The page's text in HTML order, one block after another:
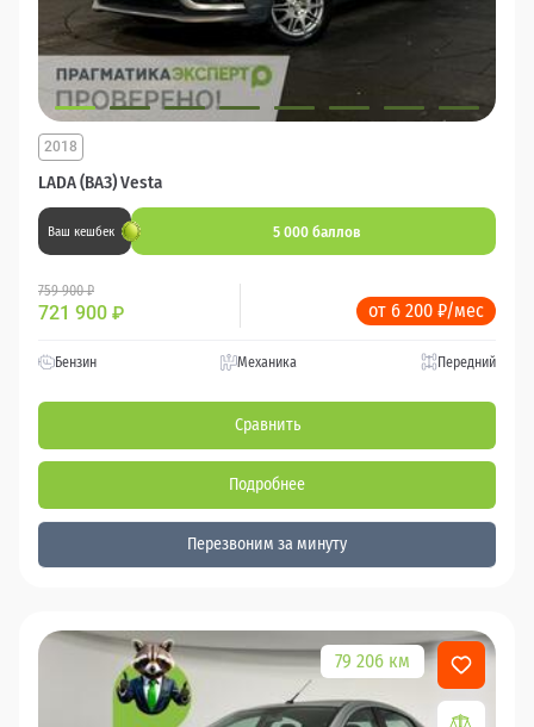
LADA (ВАЗ) Vesta
2018
Ваш кешбек 5 000 баллов
759 900 ₽
721 900 ₽ от 6 200 ₽/мес
Бензин Механика Передний
Сравнить
Подробнее
Перезвоним за минуту
79 206 км